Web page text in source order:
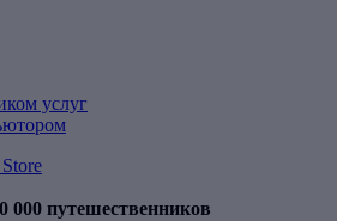
услуг
000 путешественников